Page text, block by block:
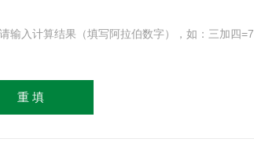
请输入计算结果（填写阿拉伯数字），如：三加四=7